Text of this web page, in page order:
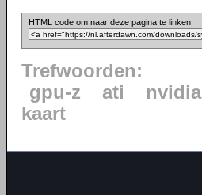
HTML code om naar deze pagina te linken:
Trefwoorden:
gpu-z
ati nvidia
kaart